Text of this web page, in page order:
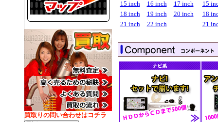
15 inch
16 inch
17 inch
18 inch
19 inch
20 inch
21 inch
22 inch
15
18
21
買取りの問い合わせはコチラ